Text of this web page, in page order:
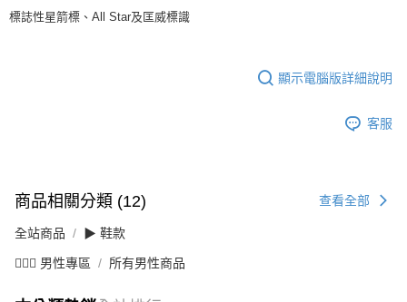
標誌性星箭標、All Star及匡威標識
顯示電腦版詳細說明
客服
商品相關分類 (12) 查看全部
全站商品 ▶ 鞋款
💁🏻‍♂️ 男性專區 所有男性商品